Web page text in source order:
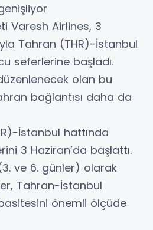
Varesh Airlines, 3
Tahran (THR)-İstanbul
seferlerine başladı.
olan bu
bağlantısı daha da
İstanbul hattında
3 Haziran’da başlattı.
ve 6. günler) olarak
Tahran-İstanbul
önemli ölçüde